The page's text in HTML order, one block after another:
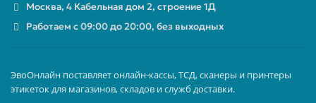
Москва, 4 Кабельная дом 2, строение 1Д
Работаем с 09:00 до 20:00, без выходных
ЭвоОнлайн поставляет онлайн-кассы, ТСД, сканеры и принтеры
этикеток для магазинов, складов и служб доставки.